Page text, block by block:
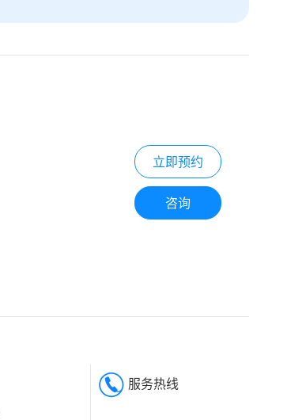
立即预约
咨询
服务热线